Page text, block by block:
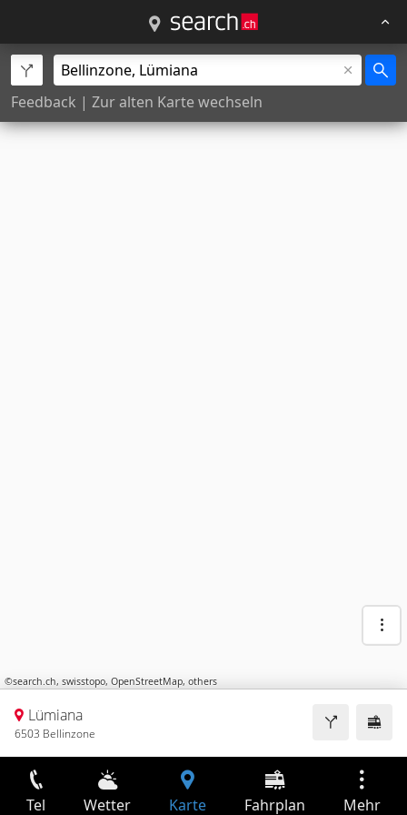
Feedback | Zur alten Karte wechseln
©search.ch, swisstopo, OpenStreetMap, others
Lümiana
6503 Bellinzone
Tel Wetter Karte Fahrplan Mehr